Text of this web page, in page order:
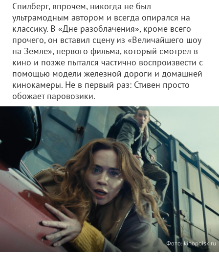
Спилберг, впрочем, никогда не был
ультрамодным автором и всегда опирался на
классику. В «Дне разоблачения», кроме всего
прочего, он вставил сцену из «Величайшего шоу
на Земле», первого фильма, который смотрел в
кино и позже пытался частично воспроизвести с
помощью модели железной дороги и домашней
кинокамеры. Не в первый раз: Стивен просто
обожает паровозики.
Фото: kinopoisk.ru